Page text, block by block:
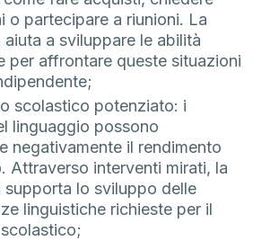
o partecipare a riunioni. La
a sviluppare le abilità
per affrontare queste situazioni
scolastico potenziato: i
linguaggio possono
negativamente il rendimento
Attraverso interventi mirati, la
supporta lo sviluppo delle
linguistiche richieste per il